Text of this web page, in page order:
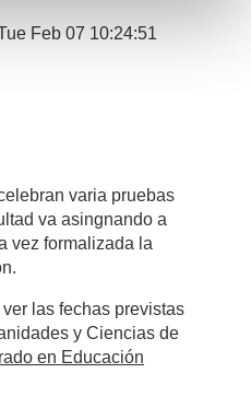
Feb 07 10:24:51
varia pruebas
va asingnando a
vez formalizada la
las fechas previstas
y Ciencias de
en Educación